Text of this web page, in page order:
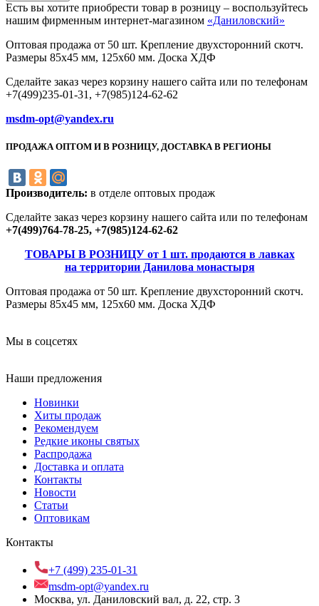
Есть вы хотите приобрести товар в розницу – воспользуйтесь
нашим фирменным интернет-магазином «Даниловский»
Оптовая продажа от 50 шт. Крепление двухсторонний скотч.
Размеры 85х45 мм, 125х60 мм. Доска ХДФ
Сделайте заказ через корзину нашего сайта или по телефонам
+7(499)235-01-31, +7(985)124-62-62
msdm-opt@yandex.ru
ПРОДАЖА ОПТОМ И В РОЗНИЦУ, ДОСТАВКА В РЕГИОНЫ
Производитель: в отделе оптовых продаж
Сделайте заказ через корзину нашего сайта или по телефонам
+7(499)764-78-25, +7(985)124-62-62
ТОВАРЫ В РОЗНИЦУ от 1 шт. продаются в лавках
на территории Данилова монастыря
Оптовая продажа от 50 шт. Крепление двухсторонний скотч.
Размеры 85х45 мм, 125х60 мм. Доска ХДФ
Мы в соцсетях
Наши предложения
Новинки
Хиты продаж
Рекомендуем
Редкие иконы святых
Распродажа
Доставка и оплата
Контакты
Новости
Статьи
Оптовикам
Контакты
+7 (499) 235-01-31
msdm-opt@yandex.ru
Москва, ул. Даниловский вал, д. 22, стр. 3